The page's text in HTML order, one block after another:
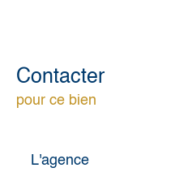
Contacter
pour ce bien
L'agence